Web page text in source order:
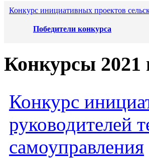
Конкурс инициативных проектов
Победители конкурса
Конкурсы 2021
Конкурс
руководителей
самоуправления